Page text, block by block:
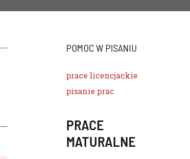
POMOC W PISANIU
prace licencjackie
pisanie prac
PRACE
MATURALNE